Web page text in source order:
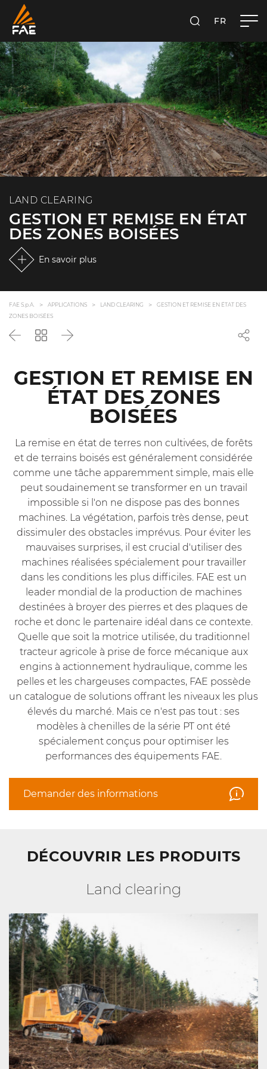
RECHERCHER
FR
LAND CLEARING
GESTION ET REMISE EN ÉTAT
DES ZONES BOISÉES
En savoir plus
FAE S.p.A. APPLICATIONS LAND CLEARING
GESTION ET REMISE EN ÉTAT DES
ZONES BOISÉES
PrécédentRevenirSuivant
GESTION ET REMISE EN
ÉTAT DES ZONES
BOISÉES
La remise en état de terres non cultivées, de forêts
et de terrains boisés est généralement considérée
comme une tâche apparemment simple, mais elle
peut soudainement se transformer en un travail
impossible si l'on ne dispose pas des bonnes
machines. La végétation, parfois très dense, peut
dissimuler des obstacles imprévus. Pour éviter les
mauvaises surprises, il est crucial d'utiliser des
machines réalisées spécialement pour travailler
dans les conditions les plus difficiles. FAE est un
leader mondial de la production de machines
destinées à broyer des pierres et des plaques de
roche et donc le partenaire idéal dans ce contexte.
Quelle que soit la motrice utilisée, du traditionnel
tracteur agricole à prise de force mécanique aux
engins à actionnement hydraulique, comme les
pelles et les chargeuses compactes, FAE possède
un catalogue de solutions offrant les niveaux les plus
élevés du marché. Mais ce n'est pas tout : ses
modèles à chenilles de la série PT ont été
spécialement conçus pour optimiser les
performances des équipements FAE.
Demander des informations
DÉCOUVRIR LES PRODUITS
Land clearing